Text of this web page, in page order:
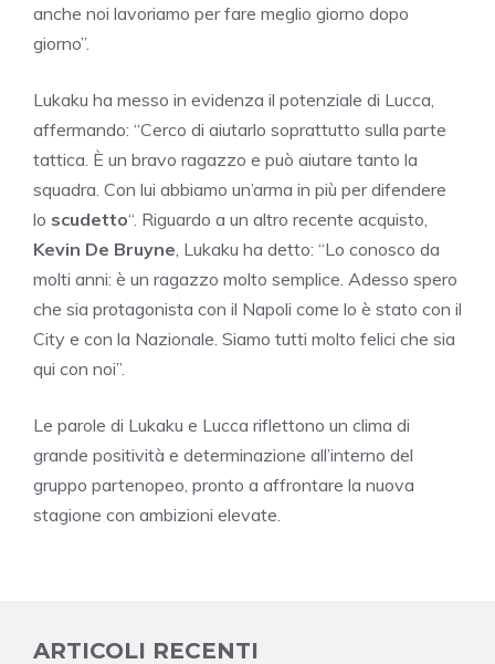
anche noi lavoriamo per fare meglio giorno dopo
giorno”.
Lukaku ha messo in evidenza il potenziale di Lucca,
affermando: “Cerco di aiutarlo soprattutto sulla parte
tattica. È un bravo ragazzo e può aiutare tanto la
squadra. Con lui abbiamo un’arma in più per difendere
lo scudetto“. Riguardo a un altro recente acquisto,
Kevin De Bruyne , Lukaku ha detto: “Lo conosco da
molti anni: è un ragazzo molto semplice. Adesso spero
che sia protagonista con il Napoli come lo è stato con il
City e con la Nazionale. Siamo tutti molto felici che sia
qui con noi”.
Le parole di Lukaku e Lucca riflettono un clima di
grande positività e determinazione all’interno del
gruppo partenopeo, pronto a affrontare la nuova
stagione con ambizioni elevate.
ARTICOLI RECENTI